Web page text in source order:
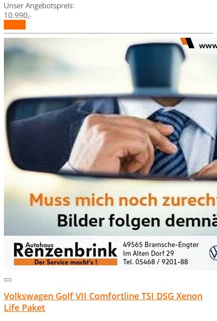
Unser Angebotspreis:
10.990,-
Volkswagen Golf VII Comfortline TSI DSG Xenon
Life Paket